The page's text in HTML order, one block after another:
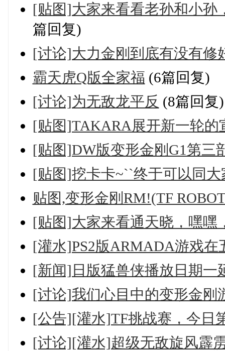
[贴图]大家来看看老孙和小孙
篇回复)
[讨论]大力金刚到底有没有修
霸天虎Q版全家福 (6篇回复)
[讨论]为无敌龙平反 (8篇回复)
[贴图]TAKARA展开新一轮的
[贴图]DW版变形金刚G1第三
[贴图]挖卡卡~``终于可以同
贴图,变形金刚RM!(TF
[贴图]大家来看通天晓，嘿嘿
[灌水]PS2版ARMADA游戏
[新闻]日版猛兽侠播放日期一
[讨论]我们心目中的变形金刚
[公告][灌水]TF挑战赛，今日
[讨论][灌水]超级无敌旋风霹